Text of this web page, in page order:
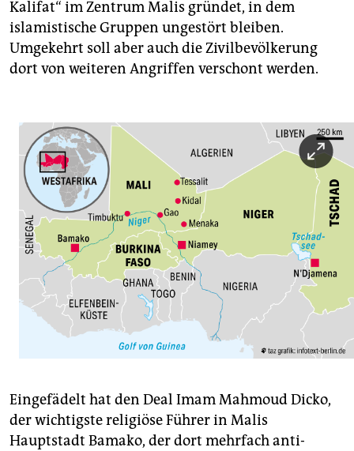
Kalifat“ im Zentrum Malis gründet, in dem
islamistische Gruppen ungestört bleiben.
Umgekehrt soll aber auch die Zivilbevölkerung
dort von weiteren Angriffen verschont werden.
Eingefädelt hat den Deal Imam Mahmoud Dicko,
der wichtigste religiöse Führer in Malis
Hauptstadt Bamako, der dort mehrfach anti­